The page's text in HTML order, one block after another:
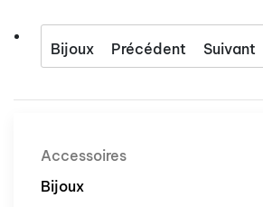
Bijoux Précédent Suivant
Accessoires
Bijoux